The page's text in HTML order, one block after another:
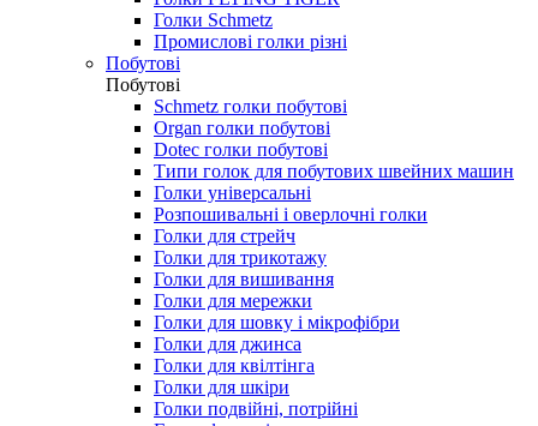
Голки Schmetz
Промислові голки різні
Побутові
Побутові
Schmetz голки побутові
Organ голки побутові
Dotec голки побутові
Типи голок для побутових швейних машин
Голки універсальні
Розпошивальні і оверлочні голки
Голки для стрейч
Голки для трикотажу
Голки для вишивання
Голки для мережки
Голки для шовку і мікрофібри
Голки для джинса
Голки для квілтінга
Голки для шкіри
Голки подвійні, потрійні